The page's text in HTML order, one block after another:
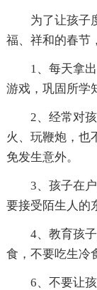
为了让孩子
福、祥和的春节
1、每天拿
游戏，巩固所学
2、经常对
火、玩鞭炮，也
免发生意外。
3、孩子在
要接受陌生人的
4、教育孩
食，不要吃生冷
6、不要让